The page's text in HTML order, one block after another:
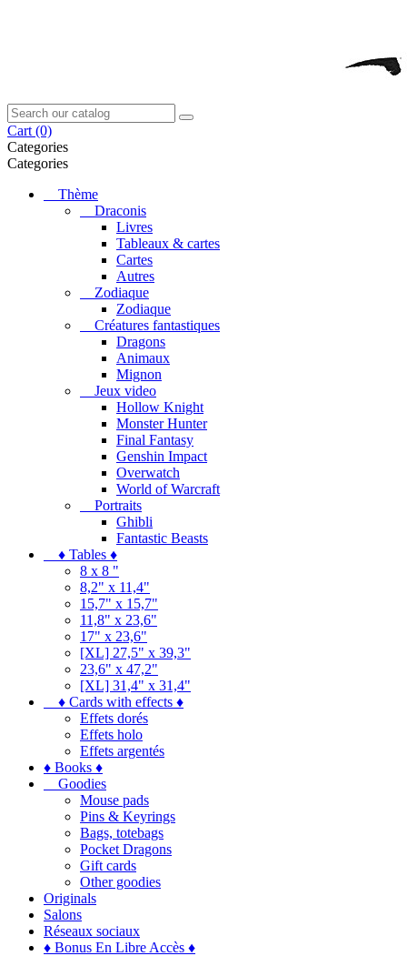
Cart (0)
Categories
Categories
Thème
Draconis
Livres
Tableaux & cartes
Cartes
Autres
Zodiaque
Zodiaque
Créatures fantastiques
Dragons
Animaux
Mignon
Jeux video
Hollow Knight
Monster Hunter
Final Fantasy
Genshin Impact
Overwatch
World of Warcraft
Portraits
Ghibli
Fantastic Beasts
♦ Tables ♦
8 x 8 "
8,2" x 11,4"
15,7" x 15,7"
11,8" x 23,6"
17" x 23,6"
[XL] 27,5" x 39,3"
23,6" x 47,2"
[XL] 31,4" x 31,4"
♦ Cards with effects ♦
Effets dorés
Effets holo
Effets argentés
♦ Books ♦
Goodies
Mouse pads
Pins & Keyrings
Bags, totebags
Pocket Dragons
Gift cards
Other goodies
Originals
Salons
Réseaux sociaux
♦ Bonus En Libre Accès ♦